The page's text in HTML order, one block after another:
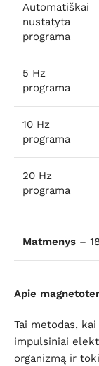
Automatiškai
nustatyta
programa
5 Hz
programa
10 Hz
programa
20 Hz
programa
Matmenys –
Apie
Tai metodas,
impulsiniai
organizmą ir